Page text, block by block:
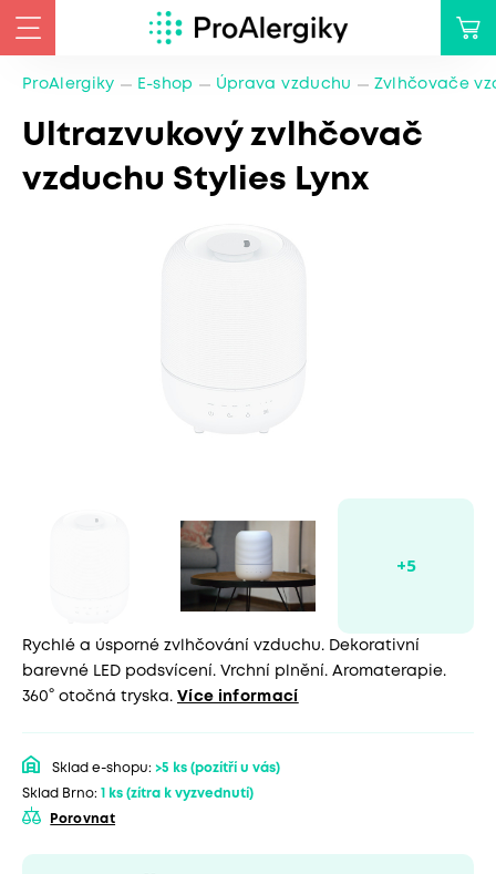
ProAlergiky E-shop Úprava vzduchu Zvlhčovače
Ultrazvukový zvlhčovač
vzduchu Stylies Lynx
Rychlé a úsporné zvlhčování vzduchu. Dekorativní
barevné LED podsvícení. Vrchní plnění. Aromaterapie.
360° otočná tryska. Více informací
Sklad e-shopu: >5 ks (pozítří u vás)
Sklad Brno: 1 ks (zítra k vyzvednutí)
Porovnat